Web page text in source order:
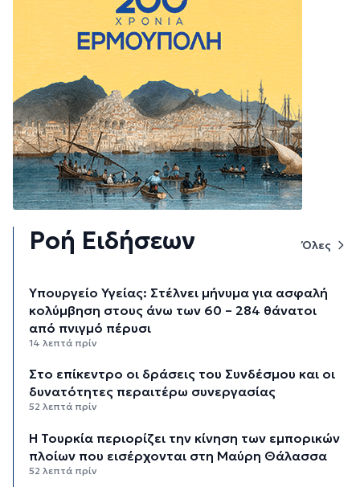
Ροή Ειδήσεων Όλες
Υπουργείο Υγείας: Στέλνει μήνυμα για ασφαλή
κολύμβηση στους άνω των 60 – 284 θάνατοι
από πνιγμό πέρυσι
14 λεπτά πρίν
Στο επίκεντρο οι δράσεις του Συνδέσμου και οι
δυνατότητες περαιτέρω συνεργασίας
52 λεπτά πρίν
Η Τουρκία περιορίζει την κίνηση των εμπορικών
πλοίων που εισέρχονται στη Μαύρη Θάλασσα
52 λεπτά πρίν